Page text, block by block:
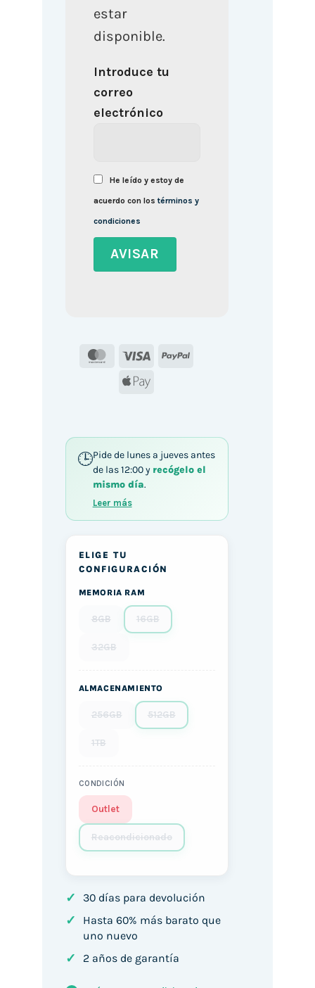
estar
disponible.
Introduce tu
correo
electrónico
He leído y estoy de
acuerdo con lostérminos y
condiciones
MasterCard
Visa
PayPal
Apple
Pide de lunes a jueves antes
de las 12:00 y recógelo el
mismo día.
Leer más
ELIGE TU
CONFIGURACIÓN
MEMORIA RAM
8GB 16GB
32GB
ALMACENAMIENTO
256GB 512GB
1TB
CONDICIÓN
Outlet
Reacondicionado
✓ 30 días para devolución
✓
Hasta 60% más barato que
uno nuevo
✓ 2 años de garantía